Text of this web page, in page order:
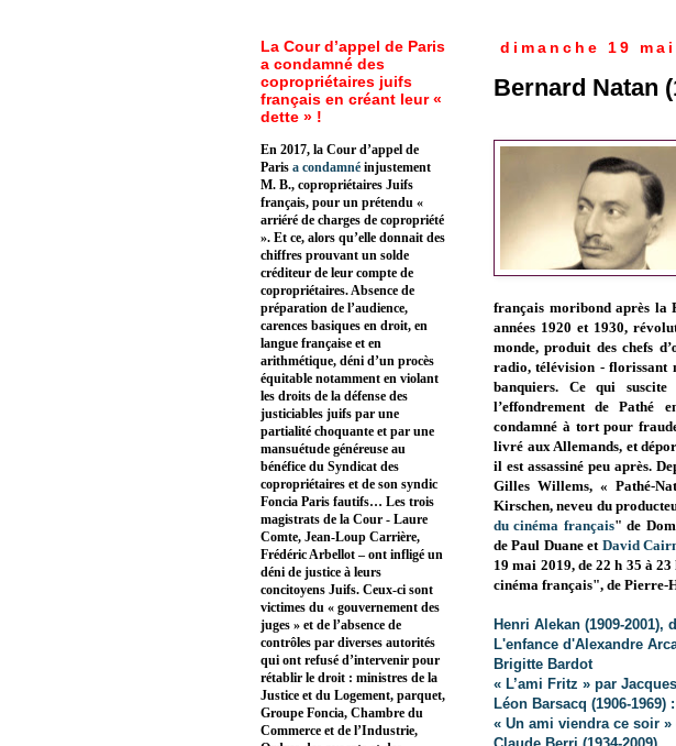
dimanche 19
Bernard Natan
français moribond après la
années 1920 et 1930,
monde, produit des chefs
radio, télévision - florissant
banquiers. Ce qui suscite
l’effondrement de Pathé
condamné à tort pour
livré aux Allemands, et
il est assassiné peu après.
Gilles Willems, « Pathé-
Kirschen, neveu du
du cinéma français" de
de Paul Duane et David
19 mai 2019, de 22 h 35 à
cinéma français", de Pierre-
Henri Alekan (1909-
L'enfance d'Alexandre
Brigitte Bardot
« L’ami Fritz » par
Léon Barsacq (1906-
« Un ami viendra ce soir »
La Cour d’appel de Paris
a condamné des
copropriétaires juifs
français en créant leur «
dette » !
En 2017, la Cour d’appel de
Paris a condamné injustement
M. B., copropriétaires Juifs
français, pour un prétendu «
arriéré de charges de copropriété
». Et ce, alors qu’elle donnait des
chiffres prouvant un solde
créditeur de leur compte de
copropriétaires. Absence de
préparation de l’audience,
carences basiques en droit, en
langue française et en
arithmétique, déni d’un procès
équitable notamment en violant
les droits de la défense des
justiciables juifs par une
partialité choquante et par une
mansuétude généreuse au
bénéfice du Syndicat des
copropriétaires et de son syndic
Foncia Paris fautifs… Les trois
magistrats de la Cour - Laure
Comte, Jean-Loup Carrière,
Frédéric Arbellot – ont infligé un
déni de justice à leurs
concitoyens Juifs. Ceux-ci sont
victimes du « gouvernement des
juges » et de l’absence de
contrôles par diverses autorités
qui ont refusé d’intervenir pour
rétablir le droit : ministres de la
Justice et du Logement, parquet,
Groupe Foncia, Chambre du
Commerce et de l’Industrie,